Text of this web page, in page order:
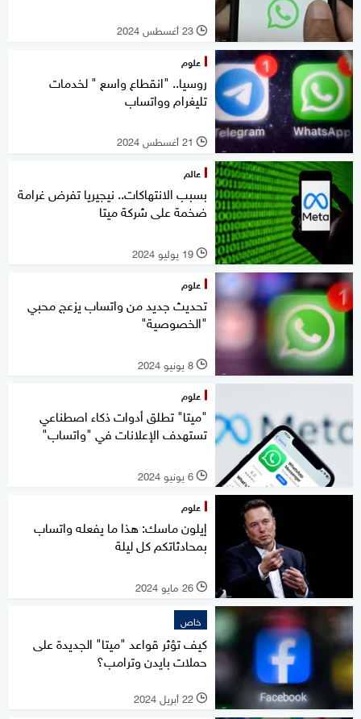
l 23 أغسطس 2024
علوم
روسيا.. "انقطاع واسع " لخدمات
تليغرام وواتساب
l 21 أغسطس 2024
عالم
بسبب الانتهاكات.. نيجيريا تفرض غرامة
ضخمة على شركة ميتا
l 19 يوليو 2024
علوم
تحديث جديد من واتساب يزعج محبي
"الخصوصية"
l 8 يونيو 2024
علوم
"ميتا" تطلق أدوات ذكاء اصطناعي
تستهدف الإعلانات في "واتساب"
l 6 يونيو 2024
علوم
إيلون ماسك: هذا ما يفعله واتساب
بمحادثاتكم كل ليلة
l 26 مايو 2024
خاص
كيف تؤثر قواعد "ميتا" الجديدة على
حملات بايدن وترامب؟
l 22 أبريل 2024